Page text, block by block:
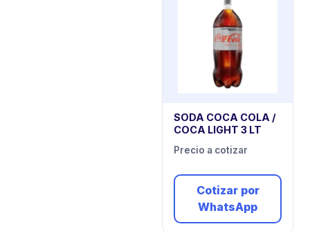
SODA COCA COLA /
COCA LIGHT 3 LT
Precio a cotizar
Cotizar por
WhatsApp